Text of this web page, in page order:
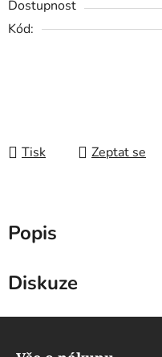
Dostupnost
Kód:
Tisk Zeptat se
Popis
Diskuze